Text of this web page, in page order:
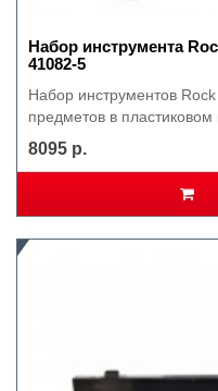
Набор инструмента
41082-5
Набор инструментов
предметов в пластиковом
8095 р.